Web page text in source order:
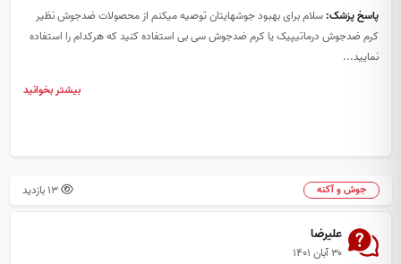
پاسخ پزشک: سلام برای بهبود جوشهایتان توصیه میکنم از محصولات ضدجوش نظیر
کرم ضدجوش درماتیپیک یا کرم ضدجوش سی بی استفاده کنید که هرکدام را استفاده
نمایید...
بیشتر بخوانید
جوش و آکنه 13 بازدید
علیرضا
۳۰ آبان ۱۴۰۱